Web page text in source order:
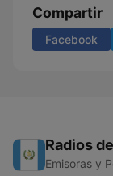
Compartir
Facebook
Radios
Emisoras y